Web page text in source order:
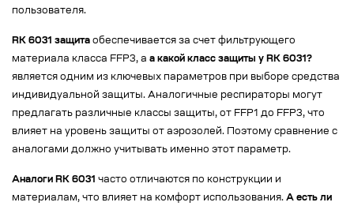
пользователя.
RK 6031 защита обеспечивается за счет фильтрующего
материала класса FFP3, а а какой класс защиты у RK 6031?
является одним из ключевых параметров при выборе средства
индивидуальной защиты. Аналогичные респираторы могут
предлагать различные классы защиты, от FFP1 до FFP3, что
влияет на уровень защиты от аэрозолей. Поэтому сравнение с
аналогами должно учитывать именно этот параметр.
Аналоги RK 6031 часто отличаются по конструкции и
материалам, что влияет на комфорт использования. А есть ли